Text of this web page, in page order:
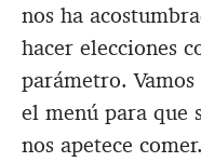
nos ha
hacer elecciones
parámetro.
el menú para que
nos apetece